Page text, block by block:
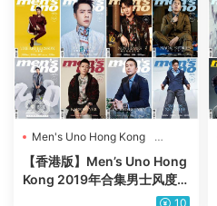
Men's Uno Hong Kong
男士杂志
【香港版】Men’s Uno Hong
Kong 2019年合集男士风度时
尚穿搭服饰时装pdf杂志（10
10